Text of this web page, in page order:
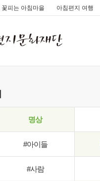
꽃피는 아침마을 아침편지 여행
명상
#아이들
#사람